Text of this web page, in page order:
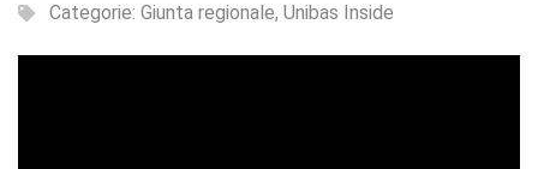
Categorie: Giunta regionale, Unibas Inside